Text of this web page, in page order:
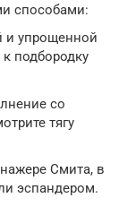
способами:
и упрощенной
подбородку
со
тягу
Смита, в
эспандером.